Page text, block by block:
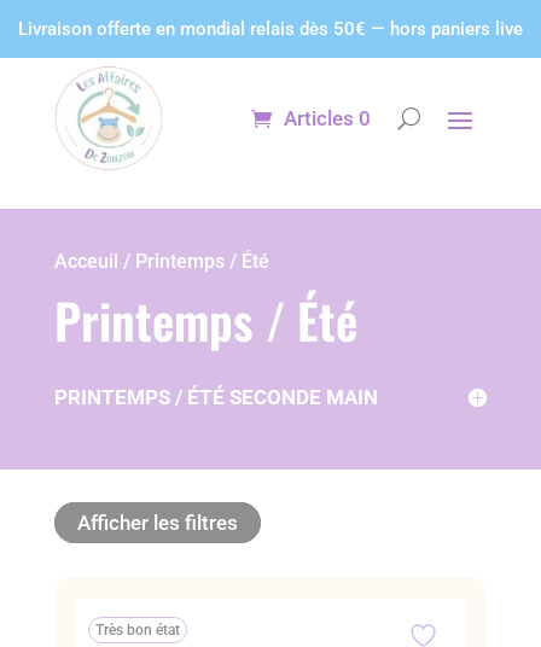
Livraison offerte en mondial relais dès 50€ — hors paniers live
Articles 0
Acceuil / Printemps / Été
Printemps / Été
PRINTEMPS / ÉTÉ SECONDE MAIN
Afficher les filtres
Très bon état
Panneau de gestion des cookies